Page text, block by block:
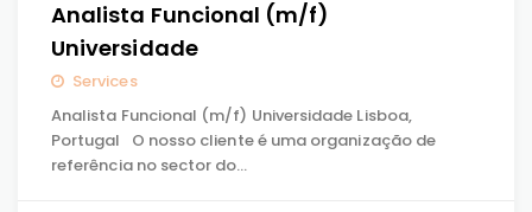
Analista Funcional (m/f)
Universidade
Services
Analista Funcional (m/f) Universidade Lisboa,
Portugal O nosso cliente é uma organização de
referência no sector do…